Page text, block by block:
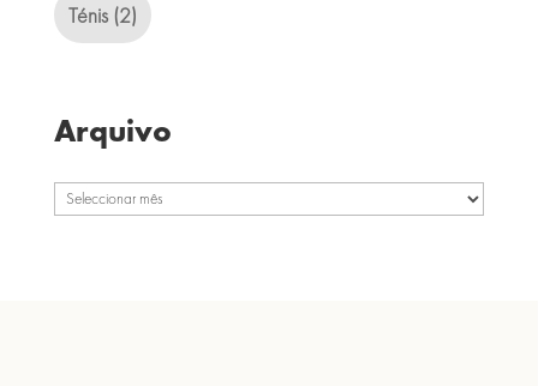
Ténis(2)
Arquivo
Arquivo